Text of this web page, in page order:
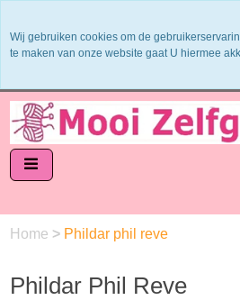
Garens worden uit 1 verfbad verzonden
Veilig online betalen of zelf overschrijven
Home > Phildar phil reve
Phildar Phil Reve
Wij gebruiken cookies om de
te maken van onze website gaat U hiermee